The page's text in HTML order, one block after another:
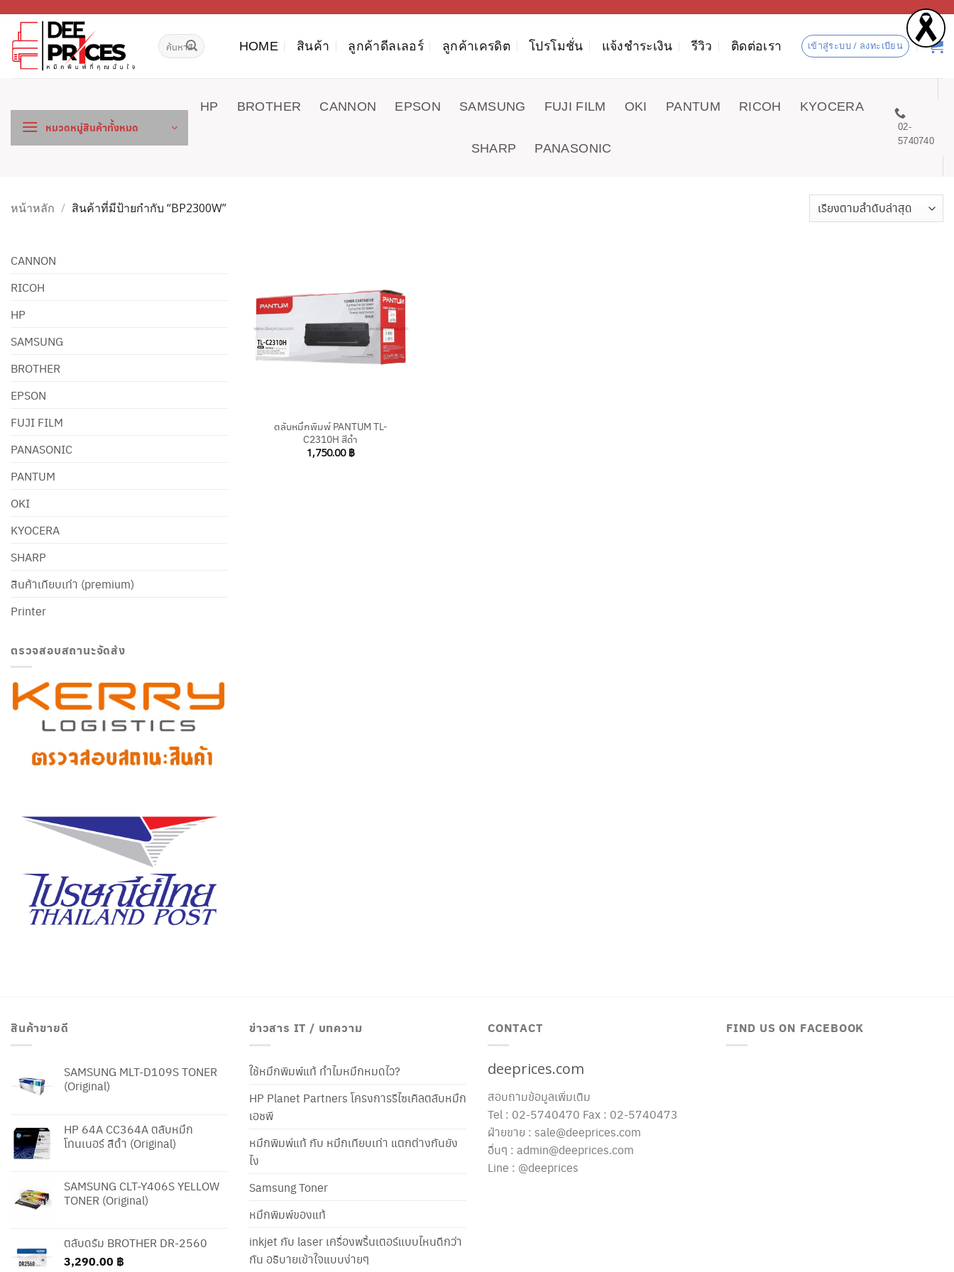
เนื้อหา
ค้นหา: HOME สินค้า ลูกค้าดีลเลอร์ ลูกค้าเครดิต โปรโมชั่น แจ้งชำระเงิน รีวิว ติดต่อเรา เข้าสู่ระบบ / ลงทะเบียน
หมวดหมู่สินค้าทั้งหมด
HP BROTHER CANNON EPSON SAMSUNG FUJI FILM OKI PANTUM RICOH KYOCERA
SHARP PANASONIC
02-
5740740
หน้าหลัก / สินค้าที่มีป้ายกำกับ “BP2300W”
CANNON
RICOH
HP
SAMSUNG
BROTHER
EPSON
FUJI FILM
PANASONIC
PANTUM
OKI
KYOCERA
SHARP
สินค้าเทียบเท่า (premium)
Printer
ตรวจสอบสถานะจัดส่ง
ตลับหมึกพิมพ์ PANTUM TL-
C2310H สีดำ
1,750.00 ฿
สินค้าขายดี
SAMSUNG MLT-D109S TONER
(Original)
HP 64A CC364A ตลับหมึก
โทนเนอร์ สีดำ (Original)
SAMSUNG CLT-Y406S YELLOW
TONER (Original)
ตลับดรัม BROTHER DR-2560
3,290.00 ฿
ข่าวสาร IT / บทความ
ใช้หมึกพิมพ์แท้ ทำไมหมึกหมดไว?
HP Planet Partners โครงการรีไซเคิลตลับหมึก
เอชพี
หมึกพิมพ์แท้ กับ หมึกเทียบเท่า แตกต่างกันยัง
ไง
Samsung Toner
หมึกพิมพ์ของแท้
inkjet กับ laser เครื่องพริ้นเตอร์แบบไหนดีกว่า
กัน อธิบายเข้าใจแบบง่ายๆ
CONTACT
deeprices.com
สอบถามข้อมูลเพิ่มเติม
Tel : 02-5740470 Fax : 02-5740473
ฝ่ายขาย : sale@deeprices.com
อื่นๆ : admin@deeprices.com
Line : @deeprices
FIND US ON FACEBOOK